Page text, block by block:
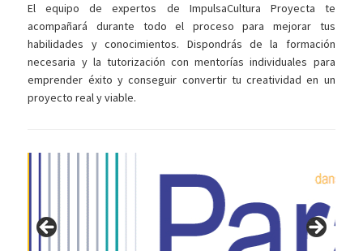
El equipo de expertos de ImpulsaCultura Proyecta te
acompañará durante todo el proceso para mejorar tus
habilidades y conocimientos. Dispondrás de la formación
necesaria y la tutorización con mentorí­as individuales para
emprender éxito y conseguir convertir tu creatividad en un
proyecto real y viable.